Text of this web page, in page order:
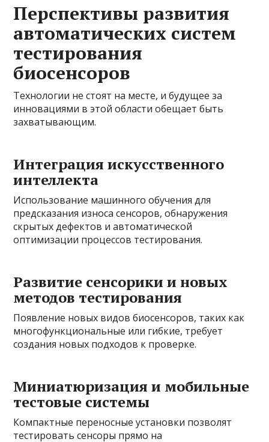
Перспективы развития
автоматических систем
тестирования
биосенсоров
Технологии не стоят на месте, и будущее за
инновациями в этой области обещает быть
захватывающим.
Интеграция искусственного
интеллекта
Использование машинного обучения для
предсказания износа сенсоров, обнаружения
скрытых дефектов и автоматической
оптимизации процессов тестирования.
Развитие сенсорики и новых
методов тестирования
Появление новых видов биосенсоров, таких как
многофункциональные или гибкие, требует
создания новых подходов к проверке.
Миниатюризация и мобильные
тестовые системы
Компактные переносные установки позволят
тестировать сенсоры прямо на